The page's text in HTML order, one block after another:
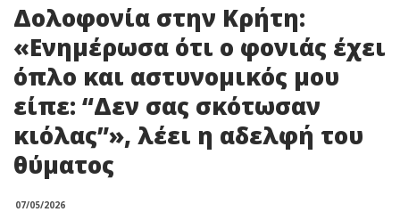
Δολοφονία στην Κρήτη:
«Ενημέρωσα ότι ο φονιάς έχει
όπλο και αστυνομικός μου
είπε: “Δεν σας σκότωσαν
κιόλας”», λέει η αδελφή του
θύματος
07/05/2026